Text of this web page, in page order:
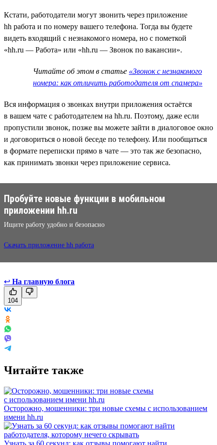
Кстати, работодатели могут звонить через приложение
hh работа и по номеру вашего телефона. Тогда вы будете
видеть входящий с незнакомого номера, но с пометкой
«hh.ru — Работа» или «hh.ru — Звонок по вакансии».
Читайте об этом в статье «Звонок с незнакомого
номера: как отличить работодателя от спамера»
Вся информация о звонках внутри приложения остаётся
в вашем чате с работодателем на hh.ru. Поэтому, даже если
пропустили звонок, позже вы можете зайти в диалоговое окно
и договориться о новой беседе по телефону. Или пообщаться
в формате переписки прямо в чате — это так же безопасно,
как принимать звонки через приложение сервиса.
Пробуйте новые функции в мобильном
приложении hh.ru
Ищите работу удобно и безопасно
Скачать приложение hh работа
↩ На главную блога
104
Читайте также
Осторожно, мошенники: три новые схемы с использованием
имени hh.ru
Узнать за 60 секунд: как отзывы помогают найти